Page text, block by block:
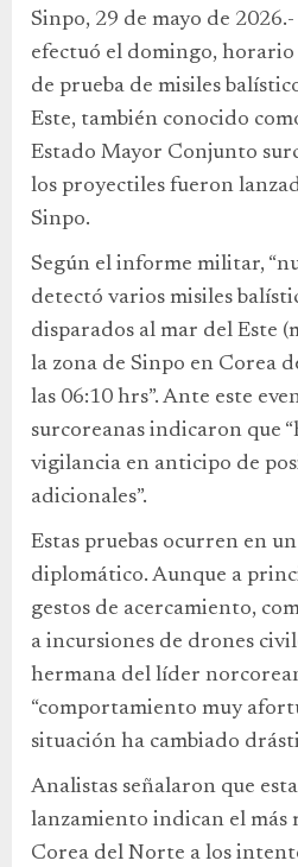
Sinpo, 29 de mayo de
efectuó el domingo, horario
de prueba de misiles
Este, también conocido
Estado Mayor Conjunto
los proyectiles fueron
Sinpo.
Según el informe militar,
detectó varios misiles
disparados al mar del Este
la zona de Sinpo en Corea
las 06:10 hrs”. Ante este
surcoreanas indicaron que
vigilancia en anticipo de
adicionales”.
Estas pruebas ocurren en
diplomático. Aunque a
gestos de acercamiento,
a incursiones de drones
hermana del líder
“comportamiento muy
situación ha cambiado
Analistas señalaron que
lanzamiento indican el más
Corea del Norte a los